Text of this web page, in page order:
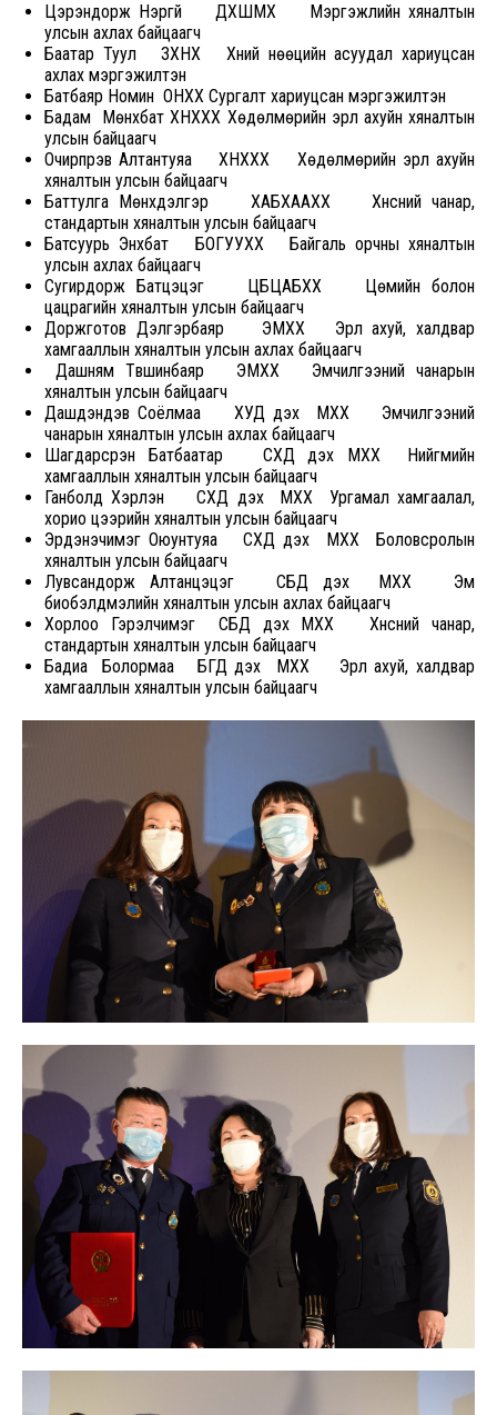
Цэрэндорж Нэргүй ДХШМХ Мэргэжлийн хяналтын
улсын ахлах байцаагч
Баатар Туул ЗХНХ Хүний нөөцийн асуудал хариуцсан
ахлах мэргэжилтэн
Батбаяр Номин ОНХХ Сургалт хариуцсан мэргэжилтэн
Бадам Мөнхбат ХНХХХ Хөдөлмөрийн эрүүл ахуйн хяналтын
улсын байцаагч
Очирпүрэв Алтантуяа ХНХХХ Хөдөлмөрийн эрүүл ахуйн
хяналтын улсын байцаагч
Баттулга Мөнхдэлгэр ХАБХААХХ Хүнсний чанар,
стандартын хяналтын улсын байцаагч
Батсуурь Энхбат БОГУУХХ Байгаль орчны хяналтын
улсын ахлах байцаагч
Сугирдорж Батцэцэг ЦБЦАБХХ Цөмийн болон
цацрагийн хяналтын улсын байцаагч
Доржготов Дэлгэрбаяр ЭМХХ Эрүүл ахуй, халдвар
хамгааллын хяналтын улсын ахлах байцаагч
Дашням Түвшинбаяр ЭМХХ Эмчилгээний чанарын
хяналтын улсын байцаагч
Дашдэндэв Соёлмаа ХУД дэх МХХ Эмчилгээний
чанарын хяналтын улсын ахлах байцаагч
Шагдарсүрэн Батбаатар СХД дэх МХХ Нийгмийн
хамгааллын хяналтын улсын байцаагч
Ганболд Хэрлэн СХД дэх МХХ Ургамал хамгаалал,
хорио цээрийн хяналтын улсын байцаагч
Эрдэнэчимэг Оюунтуяа СХД дэх МХХ Боловсролын
хяналтын улсын байцаагч
Лувсандорж Алтанцэцэг СБД дэх МХХ Эм
биобэлдмэлийн хяналтын улсын ахлах байцаагч
Хорлоо Гэрэлчимэг СБД дэх МХХ Хүнсний чанар,
стандартын хяналтын улсын байцаагч
Бадиа Болормаа БГД дэх МХХ Эрүүл ахуй, халдвар
хамгааллын хяналтын улсын байцаагч